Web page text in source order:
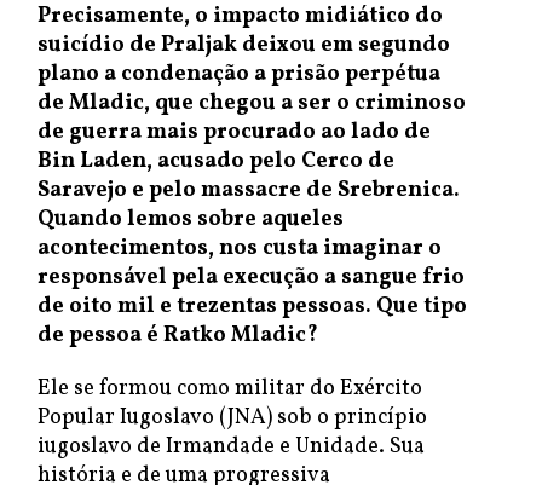
Precisamente, o impacto midiático do
suicídio de Praljak deixou em segundo
plano a condenação a prisão perpétua
de Mladic, que chegou a ser o criminoso
de guerra mais procurado ao lado de
Bin Laden, acusado pelo Cerco de
Saravejo e pelo massacre de Srebrenica.
Quando lemos sobre aqueles
acontecimentos, nos custa imaginar o
responsável pela execução a sangue frio
de oito mil e trezentas pessoas. Que tipo
de pessoa é Ratko Mladic?
Ele se formou como militar do Exército
Popular Iugoslavo (JNA) sob o princípio
iugoslavo de Irmandade e Unidade. Sua
história e de uma progressiva